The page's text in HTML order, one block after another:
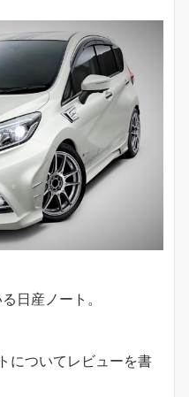
日産ノート。
についてレビューを書